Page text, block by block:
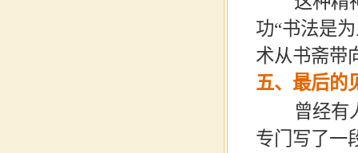
功“书法是
术从书斋带
五、最后的
曾经有
专门写了一